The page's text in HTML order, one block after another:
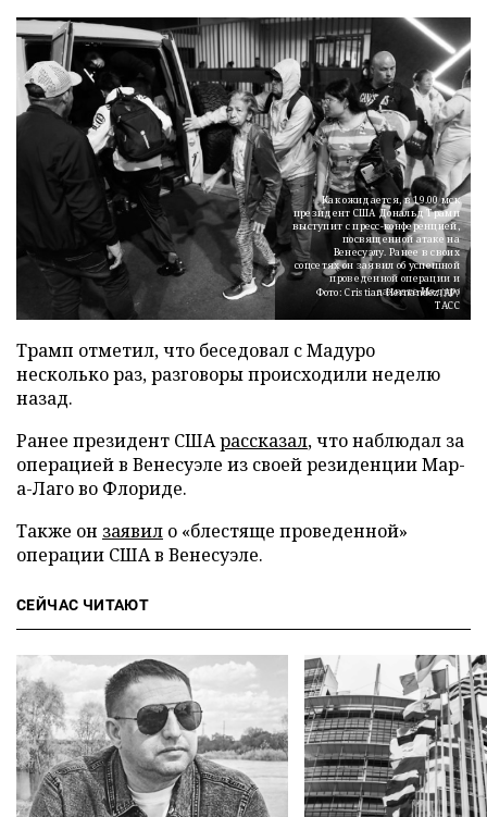
Как ожидается, в 19.00 мск
президент США Дональд Трамп
выступит с пресс-конференцией,
посвященной атаке на
Венесуэлу. Ранее в своих
соцсетях он заявил об успешной
проведенной операции и
захвате Мадуро
Фото: Cristian Hernandez/AP/
ТАСС
Трамп отметил, что беседовал с Мадуро
несколько раз, разговоры происходили неделю
назад.
Ранее президент СШАрассказал, что наблюдал за
операцией в Венесуэле из своей резиденции Мар-
а-Лаго во Флориде.
Также он заявил о «блестяще проведенной»
операции США в Венесуэле.
СЕЙЧАС ЧИТАЮТ